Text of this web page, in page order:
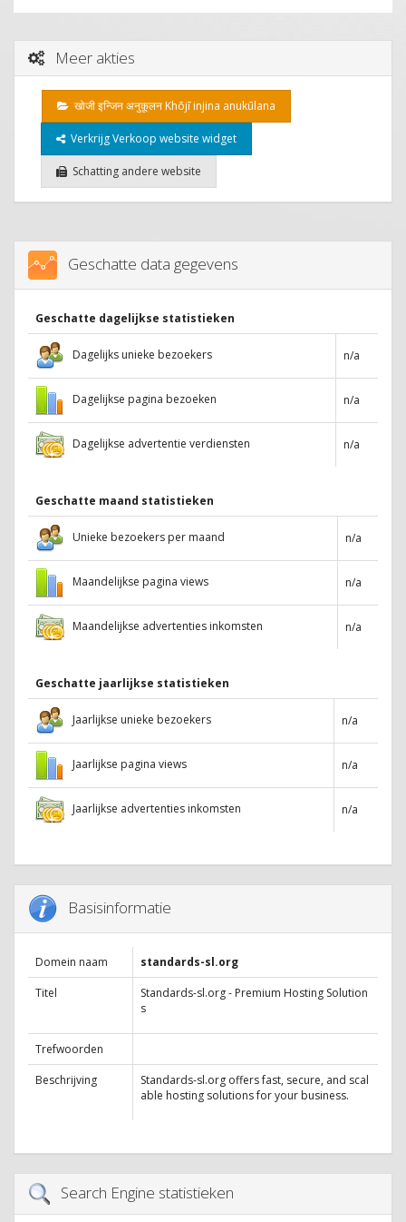
Meer akties
खोजी इन्जिन अनुकूलन Khōjī injina anukūlana
Verkrijg Verkoop website widget
Schatting andere website
Geschatte data gegevens
Geschatte dagelijkse statistieken
Dagelijks unieke bezoekers n/a
Dagelijkse pagina bezoeken n/a
Dagelijkse advertentie verdiensten n/a
Geschatte maand statistieken
Unieke bezoekers per maand n/a
Maandelijkse pagina views n/a
Maandelijkse advertenties inkomsten n/a
Geschatte jaarlijkse statistieken
Jaarlijkse unieke bezoekers n/a
Jaarlijkse pagina views n/a
Jaarlijkse advertenties inkomsten n/a
Basisinformatie
Domein naam
standards-sl.org
Titel
Standards-sl.org - Premium Hosting Solution
s
Trefwoorden
Beschrijving
Standards‑sl.org offers fast, secure, and scal
able hosting solutions for your business.
Search Engine statistieken